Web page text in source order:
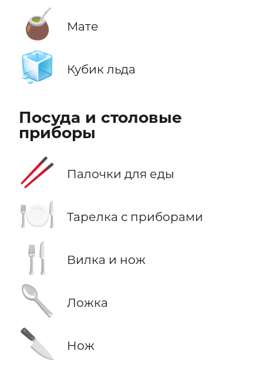
🧉 Мате
🧊 Кубик льда
Посуда и столовые
приборы
🥢 Палочки для еды
🍽️ Тарелка с приборами
🍴 Вилка и нож
🥄 Ложка
🔪 Нож